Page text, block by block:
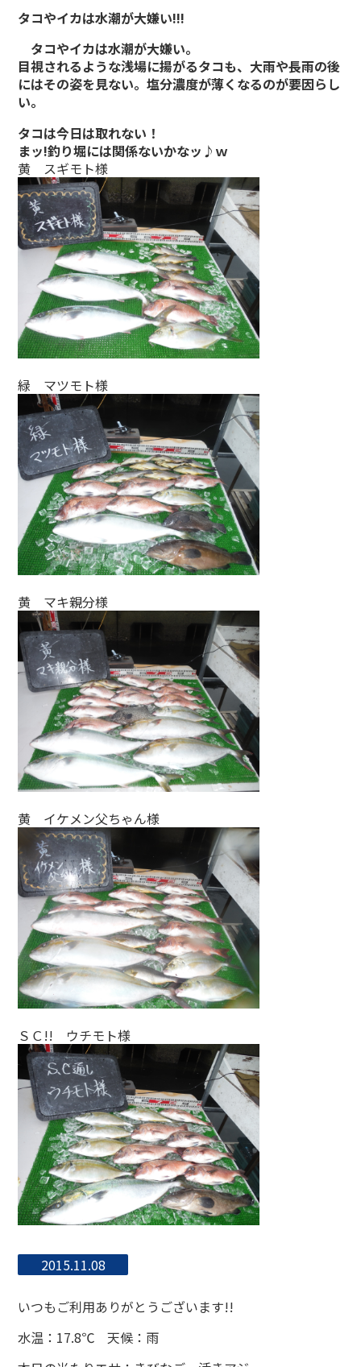
タコやイカは水潮が大嫌い!!!
タコやイカは水潮が大嫌い。
目視されるような浅場に揚がるタコも、大雨や長雨の後
にはその姿を見ない。塩分濃度が薄くなるのが要因らし
い。
タコは今日は取れない！
まッ!釣り堀には関係ないかなッ♪ｗ
黄 スギモト様
緑 マツモト様
黄 マキ親分様
黄 イケメン父ちゃん様
ＳＣ!! ウチモト様
2015.11.08
いつもご利用ありがとうございます!!
水温：17.8℃ 天候：雨